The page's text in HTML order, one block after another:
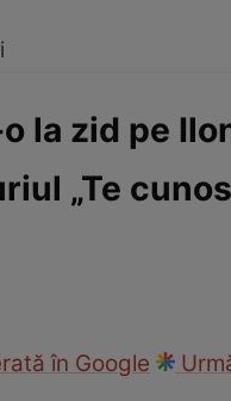
la zid pe
„Te
în Google